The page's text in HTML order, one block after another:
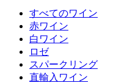
すべてのワイン
赤ワイン
白ワイン
ロゼ
スパークリング
直輸入ワイン